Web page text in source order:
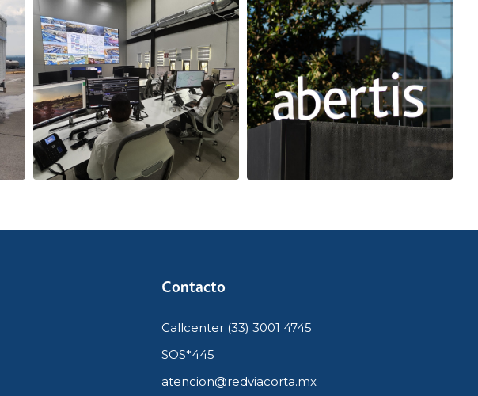
Contacto
Callcenter (33) 3001 4745
SOS*445
atencion@redviacorta.mx